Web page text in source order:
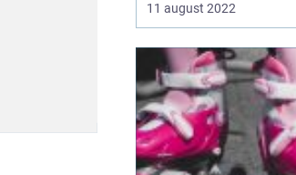
Derfor besluttede jeg
smart løbebånd til mit
hjemmegymnastikrum.
Nu kan jeg få min
daglige træn...
11 august 2022